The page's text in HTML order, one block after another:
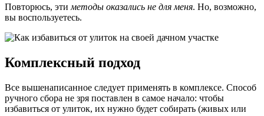
Повторюсь, этиметоды оказались не для меня. Но, возможно,
вы воспользуетесь.
Комплексный подход
Все вышенаписанное следует применять в комплексе. Способ
ручного сбора не зря поставлен в самое начало: чтобы
избавиться от улиток, их нужно будет собирать (живых или